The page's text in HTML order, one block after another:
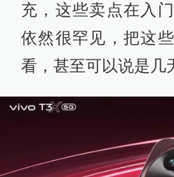
充，这些卖点在入
依然很罕见，把这
看，甚至可以说是几